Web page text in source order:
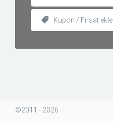
Kupon / Fırsat ekle
©2011 - 2026